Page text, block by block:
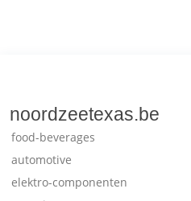
noordzeetexas.be
food-beverages
automotive
elektro-componenten